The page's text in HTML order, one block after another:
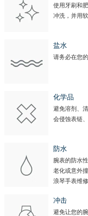
使用牙刷和
冲洗，并用软
盐水
请务必在您
化学品
避免溶剂、
会侵蚀表链
防水
腕表的防水
老化或意外
浪琴手表维
冲击
避免让您的